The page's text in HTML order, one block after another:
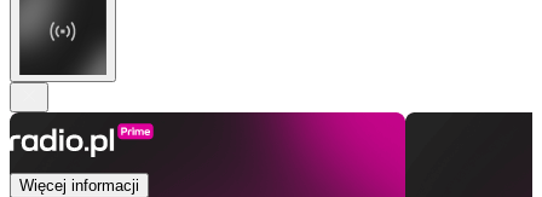
Więcej informacji